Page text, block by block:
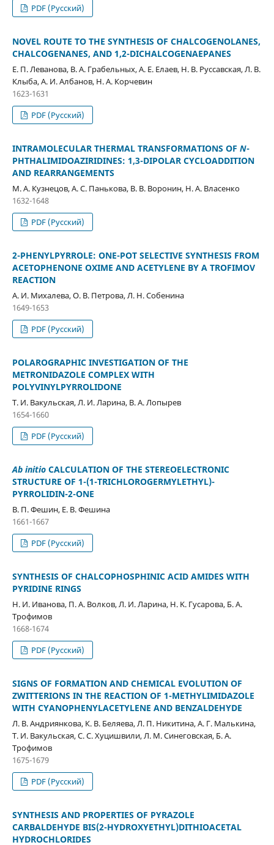
PDF (Русский)
NOVEL ROUTE TO THE SYNTHESIS OF CHALCOGENOLANES,
CHALCOGENANES, AND 1,2-DICHALCOGENAEPANES
Е. П. Леванова, В. А. Грабельных, А. Е. Елаев, Н. В. Руссавская, Л. В.
Клыба, А. И. Албанов, Н. А. Корчевин
1623-1631
PDF (Русский)
INTRAMOLECULAR THERMAL TRANSFORMATIONS OF N-
PHTHALIMIDOAZIRIDINES: 1,3-DIPOLAR CYCLOADDITION
AND REARRANGEMENTS
М. А. Кузнецов, А. С. Панькова, В. В. Воронин, Н. А. Власенко
1632-1648
PDF (Русский)
2-PHENYLPYRROLE: ONE-POT SELECTIVE SYNTHESIS FROM
ACETOPHENONE OXIME AND ACETYLENE BY A TROFIMOV
REACTION
А. И. Михалева, О. В. Петрова, Л. Н. Собенина
1649-1653
PDF (Русский)
POLAROGRAPHIC INVESTIGATION OF THE
METRONIDAZOLE COMPLEX WITH
POLYVINYLPYRROLIDONE
Т. И. Вакульская, Л. И. Ларина, В. А. Лопырев
1654-1660
PDF (Русский)
Ab initioCALCULATION OF THE STEREOELECTRONIC
STRUCTURE OF 1-(1-TRICHLOROGERMYLETHYL)-
PYRROLIDIN-2-ONE
В. П. Фешин, Е. В. Фешина
1661-1667
PDF (Русский)
SYNTHESIS OF CHALCOPHOSPHINIC ACID AMIDES WITH
PYRIDINE RINGS
Н. И. Иванова, П. A. Волков, Л. И. Ларина, Н. K. Гусарова, Б. A.
Трофимов
1668-1674
PDF (Русский)
SIGNS OF FORMATION AND CHEMICAL EVOLUTION OF
ZWITTERIONS IN THE REACTION OF 1-METHYLIMIDAZOLE
WITH CYANOPHENYLACETYLENE AND BENZALDEHYDE
Л. В. Андриянкова, К. В. Беляева, Л. П. Никитина, А. Г. Малькина,
Т. И. Вакульская, С. С. Хуцишвили, Л. М. Синеговская, Б. А.
Трофимов
1675-1679
PDF (Русский)
SYNTHESIS AND PROPERTIES OF PYRAZOLE
CARBALDEHYDE BIS(2-HYDROXYETHYL)DITHIOACETAL
HYDROCHLORIDES